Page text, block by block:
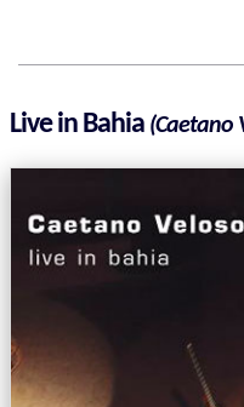
Live in Bahia (Caetano